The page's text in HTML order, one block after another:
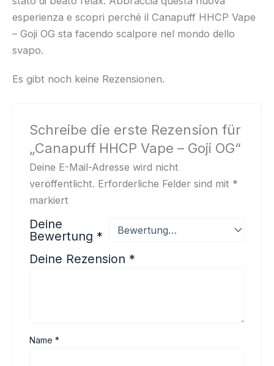
esperienza e scopri perché il Canapuff HHCP Vape
– Goji OG sta facendo scalpore nel mondo dello
svapo.
Es gibt noch keine Rezensionen.
Schreibe die erste Rezension für
„Canapuff HHCP Vape – Goji OG“
Deine E-Mail-Adresse wird nicht
veröffentlicht. Erforderliche Felder sind mit *
markiert
Deine
Bewertung *
Deine Rezension *
Name*